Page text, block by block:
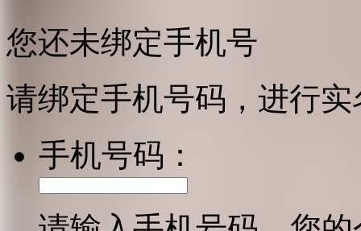
您还未绑定手机号
请绑定手机号码，进行
手机号码：